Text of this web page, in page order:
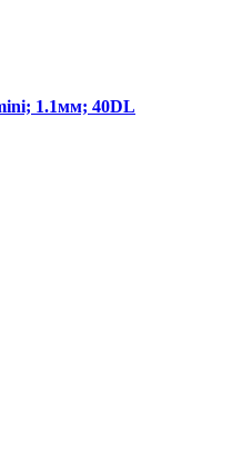
1.1мм; 40DL